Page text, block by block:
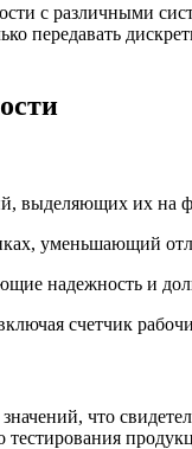
с различными
передавать
выделяющих их на
уменьшающий
надежность и
счетчик
что
тестирования